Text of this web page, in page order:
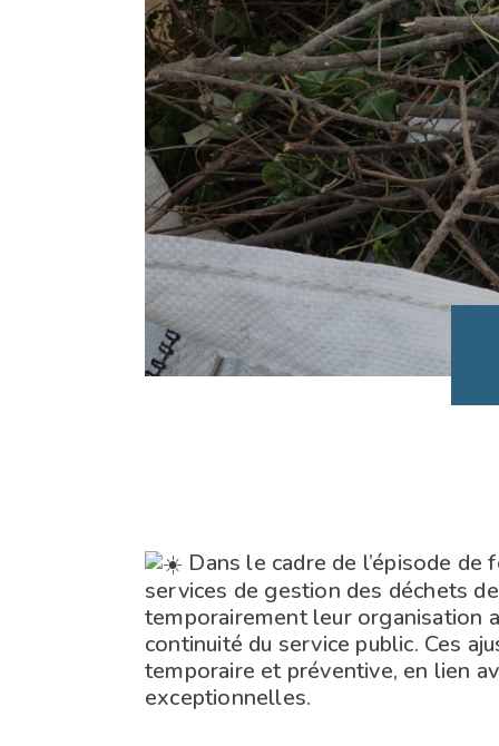
Dans le cadre de l’épisode
services de gestion des déchets
temporairement leur organisation
continuité du service public. Ces
temporaire et préventive, en lien
exceptionnelles.